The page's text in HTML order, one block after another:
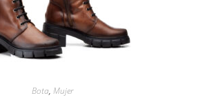
de
producto
Bota, Mujer